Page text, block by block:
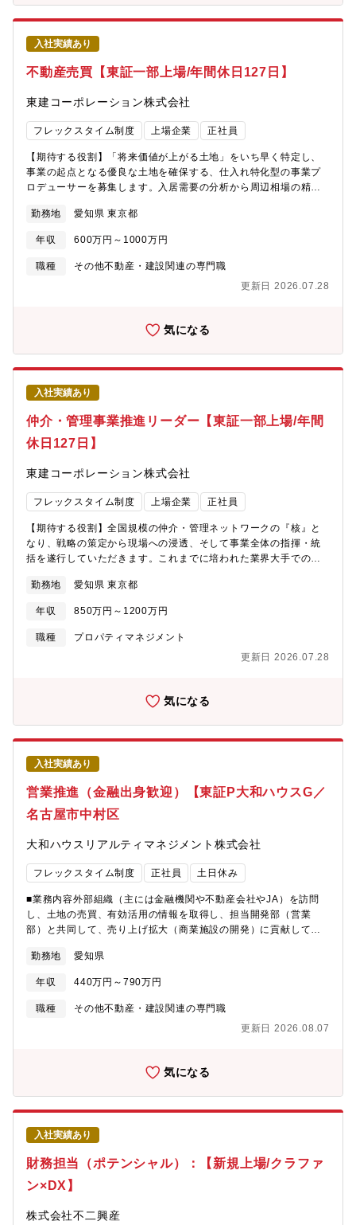
入社実績あり
不動産売買【東証一部上場/年間休日127日】
東建コーポレーション株式会社
フレックスタイム制度 上場企業 正社員
【期待する役割】「将来価値が上がる土地」をいち早く特定し、
事業の起点となる優良な土地を確保する、仕入れ特化型の事業プ
ロデューサーを募集します。入居需要の分析から周辺相場の精査
す。数億円単位のプロジェクトを動かす、不動産ビジネスの最上
流工程に特化した役割です。【業務内容】１．戦略的土地情報の
収集・仲介業者、金融機関、士業ネットワークを駆使した「未公
開情報」の先行取得。・将来の再開発予定やインフラ整備を見越
売却検討案件の早期掘り起こしと、権利関係・法的規制の確
勤務地 愛知県 東京都
年収 600万円～1000万円
職種
その他不動産・建設関連の専門職
更新日 2026.07.28
気になる
入社実績あり
仲介・管理事業推進リーダー【東証一部上場/年間
休日127日】
東建コーポレーション株式会社
フレックスタイム制度 上場企業 正社員
【期待する役割】全国規模の仲介・管理ネットワークの『核』と
なり、戦略の策定から現場への浸透、そして事業全体の指揮・統
括を遂行していただきます。これまでに培われた業界大手での経
DXを強力に推進していたたきます。データ統計に基づいたエリア
戦略やSNSマーケティングを融合させ、「次世代の不動産仲介・
管理モデル」へのアップデートを主導する、経営に近いポジショ
ンでの活躍を期待しています。【業務内容】仲介本部の「戦略的
アップデートを指揮・牽引していただきます。１．事業本部全体
ロードマップの策定とPL管理・全国の拠点を跨ぐ重要KPI(入居
率、管理戸数、収益性)の最大化２．次世代型リーシング・管理戦
略の指揮・統計データに基づくエリア別ドミナント戦略および、
収益性を極大化させるサプリース戦略の高度化・DX(不動産テッ
ク)の強力な推進による、契約・管理業務のフルデジタル化と生産
性の抜本的向上・SNSマーケティング等を駆使した非対面・デジ
タル集客構造への変革３．組織開発・マネジメント・仲介・管理
各部署のリーダー育成および評価制度の最適化・全国の拠点長に
対するガバナンスの強化と、全社的なナレッジシェアの仕組み作
に向けた、外部バートナーとの提携や新サービスの企画立案・
「次世代の不動産仲介・管理モデル」を具現化する、新規サービ
スやプラットフォームの企画・立案
勤務地 愛知県 東京都
年収 850万円～1200万円
職種
プロパティマネジメント
更新日 2026.07.28
気になる
入社実績あり
営業推進（金融出身歓迎）【東証P大和ハウスG／
名古屋市中村区
大和ハウスリアルティマネジメント株式会社
フレックスタイム制度 正社員 土日休み
■業務内容外部組織（主には金融機関や不動産会社やJA）を訪問
し、土地の売買、有効活用の情報を取得し、担当開発部（営業
部）と共同して、売り上げ拡大（商業施設の開発）に貢献してい
意見にも耳をかたむける素直な方・営業が好きな方【配属先情
報】 ■営業推進部 中部担当（中部支店）
勤務地 愛知県
年収 440万円～790万円
職種
その他不動産・建設関連の専門職
更新日 2026.08.07
気になる
入社実績あり
財務担当（ポテンシャル）：【新規上場/クラファ
ン×DX】
株式会社不二興産